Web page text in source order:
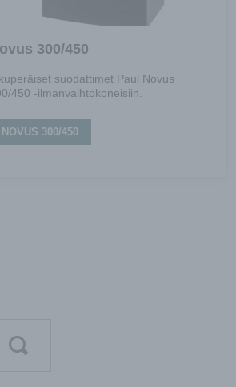
300/450
suodattimet Paul Novus
450 -ilmanvaihtokoneisiin.
NOVUS 300/450